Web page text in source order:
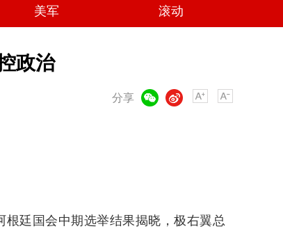
美军 滚动
政治
分享
微博
根廷国会中期选举结果揭晓，极右翼总